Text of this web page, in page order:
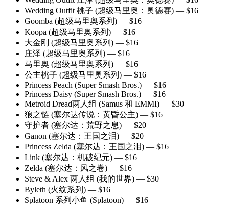
Wedding Outfit 桃子 (超级马里奥：奥德赛) — $16
Goomba (超级马里奥系列) — $16
Koopa (超级马里奥系列) — $16
大金刚 (超级马里奥系列) — $16
庄泽 (超级马里奥系列) — $16
马里奥 (超级马里奥系列) — $16
公主桃子 (超级马里奥系列) — $16
Princess Peach (Super Smash Bros.) — $16
Princess Daisy (Super Smash Bros.) — $16
Metroid Dread两人组 (Samus 和 EMMI) — $30
狼之链 (塞尔达传说：黄昏公主) — $16
守护者 (塞尔达：荒野之息) — $20
Ganon (塞尔达：王国之泪) — $20
Princess Zelda (塞尔达：王国之泪) — $16
Link (塞尔达：机破纪元) — $16
Zelda (塞尔达：风之卷) — $16
Steve & Alex 两人组 (我的世界) — $30
Byleth (火纹系列) — $16
Splatoon 系列小鱼 (Splatoon) — $16